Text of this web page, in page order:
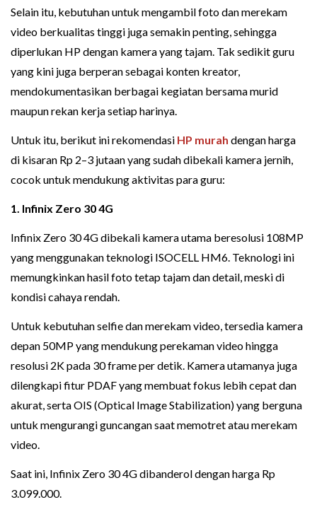
Selain itu, kebutuhan untuk mengambil foto dan merekam
video berkualitas tinggi juga semakin penting, sehingga
diperlukan HP dengan kamera yang tajam. Tak sedikit guru
yang kini juga berperan sebagai konten kreator,
mendokumentasikan berbagai kegiatan bersama murid
maupun rekan kerja setiap harinya.
Untuk itu, berikut ini rekomendasi HP murah dengan harga
di kisaran Rp 2–3 jutaan yang sudah dibekali kamera jernih,
cocok untuk mendukung aktivitas para guru:
1. Infinix Zero 30 4G
Infinix Zero 30 4G dibekali kamera utama beresolusi 108MP
yang menggunakan teknologi ISOCELL HM6. Teknologi ini
memungkinkan hasil foto tetap tajam dan detail, meski di
kondisi cahaya rendah.
Untuk kebutuhan selfie dan merekam video, tersedia kamera
depan 50MP yang mendukung perekaman video hingga
resolusi 2K pada 30 frame per detik. Kamera utamanya juga
dilengkapi fitur PDAF yang membuat fokus lebih cepat dan
akurat, serta OIS (Optical Image Stabilization) yang berguna
untuk mengurangi guncangan saat memotret atau merekam
video.
Saat ini, Infinix Zero 30 4G dibanderol dengan harga Rp
3.099.000.